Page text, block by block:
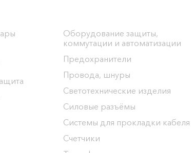
Оборудование защиты,
коммутации и автоматизации
Предохранители
Провода, шнуры
Светотехнические изделия
Силовые разъёмы
Системы для прокладки кабеля
Счетчики